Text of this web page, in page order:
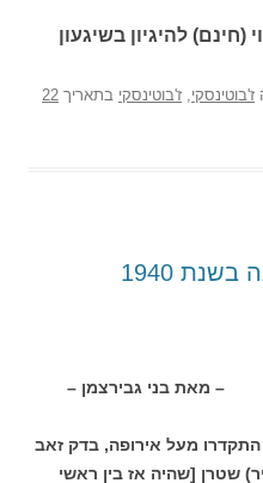
(חינם) להיגיון בשיגעון
ז'בוטינסקי, ז'בוטינסקי בתאריך 22
1940
–
התקדרו מעל אירופה, בדק זאב
שטרן [שהיה אז בין ראשי